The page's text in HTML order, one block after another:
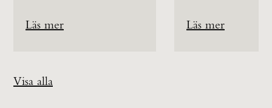
Visa alla
Läs mer Läs mer